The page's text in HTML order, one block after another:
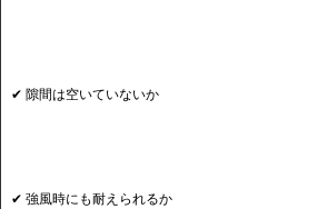
✔ 隙間は空いていないか
✔ 強風時にも耐えられるか